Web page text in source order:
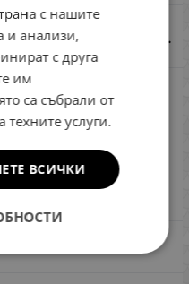
€ / лв.
Polo Shirt L
с нашите
и анализи,
с друга
им
са събрали от
услуги.
ВСИЧКИ